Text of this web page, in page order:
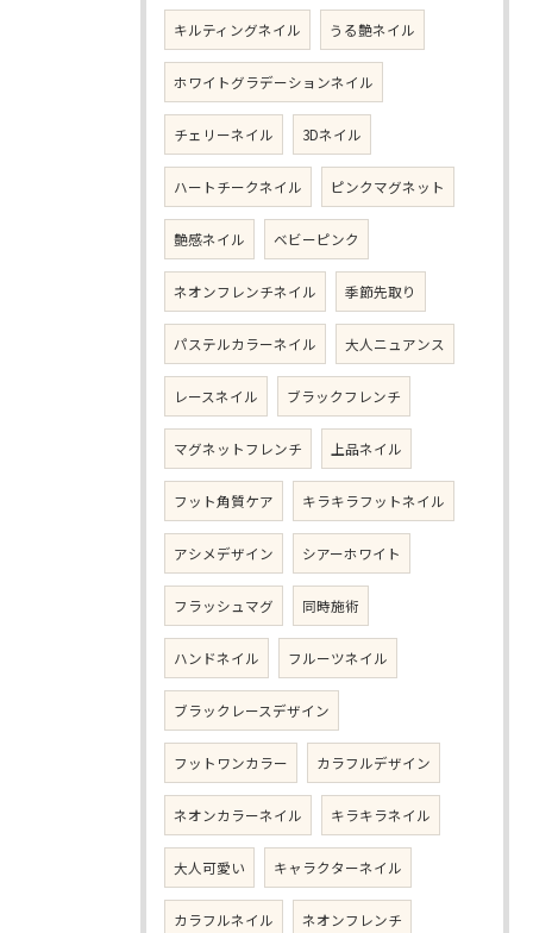
キルティングネイル うる艶ネイル
ホワイトグラデーションネイル
チェリーネイル 3Dネイル
ハートチークネイル ピンクマグネット
艶感ネイル ベビーピンク
ネオンフレンチネイル 季節先取り
パステルカラーネイル 大人ニュアンス
レースネイル ブラックフレンチ
マグネットフレンチ 上品ネイル
フット角質ケア キラキラフットネイル
アシメデザイン シアーホワイト
フラッシュマグ 同時施術
ハンドネイル フルーツネイル
ブラックレースデザイン
フットワンカラー カラフルデザイン
ネオンカラーネイル キラキラネイル
大人可愛い キャラクターネイル
カラフルネイル ネオンフレンチ